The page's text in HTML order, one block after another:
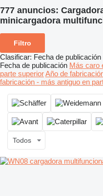
777 anuncios:
minicargadora
Filtro
Clasificar: Fecha de publicación
Fecha de publicación Más caro
parte superiorAño de
fabricación - más antiguo en
Todos